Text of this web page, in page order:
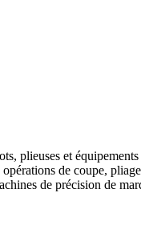
plieuses et
de coupe,
de précision de